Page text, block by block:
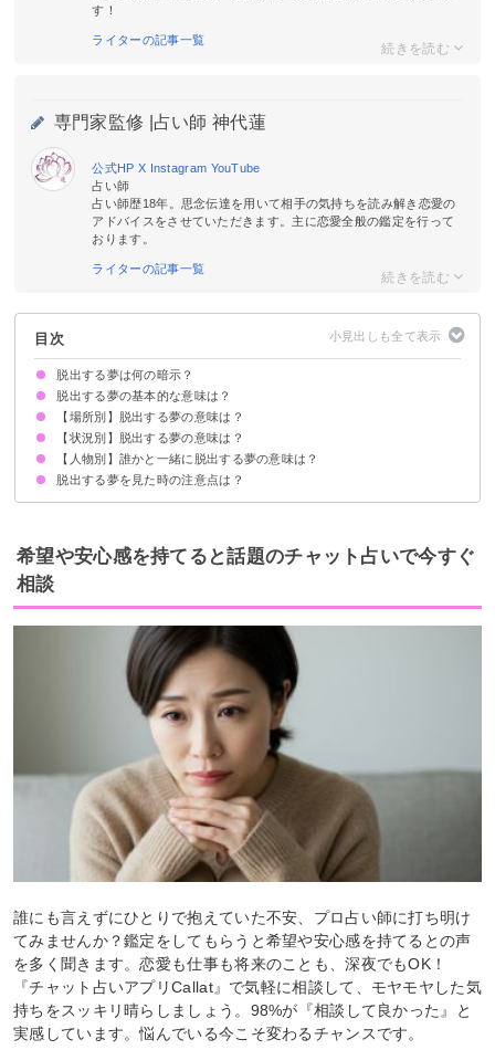
す！
ライターの記事一覧
専門家監修 | 占い師 神代蓮
公式HP X Instagram YouTube
占い師
占い師歴18年。思念伝達を用いて相手の気持ちを読み解き恋愛の
アドバイスをさせていただきます。主に恋愛全般の鑑定を行って
おります。
ライターの記事一覧
目次
脱出する夢は何の暗示？
脱出する夢の基本的な意味は？
現状を打破したい気持ちの表れ
初夢で見たら心機一転のチャンス
状況によって意味が決まる
【場所別】脱出する夢の意味は？
沈没する船から脱出する夢【吉夢】
部屋から脱出する夢【願望夢】
牢屋から脱出する夢【願望夢】
エレベーターから脱出する夢【警告夢】
学校から脱出する夢【願望夢】
迷路から脱出する夢【吉夢】
離島から脱出する夢【吉夢】
高いところから脱出する夢【吉夢】
職場から脱出する夢【警告夢】
【状況別】脱出する夢の意味は？
追いかけられて脱出する夢【警告夢】
脱出ゲームで脱出する夢【予知夢】
閉じ込められて脱出する夢【吉夢】
監禁されて脱出する夢【凶夢】
車が水没して脱出する夢【吉夢】
火事から脱出する夢【吉夢】
脱出に成功する夢【吉夢】
脱出に失敗する夢【凶夢】
【人物別】誰かと一緒に脱出する夢の意味は？
友達と脱出する夢【吉夢】
恋人と脱出する夢【吉夢】
知らない人と脱出する夢【吉夢】
親と脱出する夢【警告夢】
脱出する夢を見た時の注意点は？
環境を変えてみたり新しいことに取り組んでみる
吉夢なら話さず警告夢や凶夢は人に話す
希望や安心感を持てると話題のチャット占いで今すぐ
相談
誰にも言えずにひとりで抱えていた不安、プロ占い師に打ち明け
てみませんか？鑑定をしてもらうと希望や安心感を持てるとの声
を多く聞きます。恋愛も仕事も将来のことも、深夜でもOK！
『チャット占いアプリCallat』で気軽に相談して、モヤモヤした気
持ちをスッキリ晴らしましょう。98%が『相談して良かった』と
実感しています。悩んでいる今こそ変わるチャンスです。